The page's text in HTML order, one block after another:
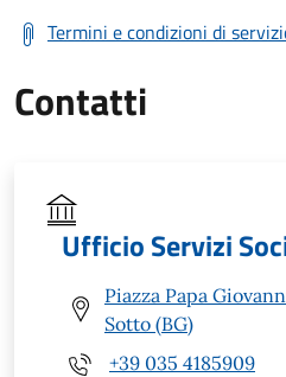
Termini e condizioni di
Contatti
Ufficio Servizi
Piazza Papa
Sotto (BG)
+39 035 4185909